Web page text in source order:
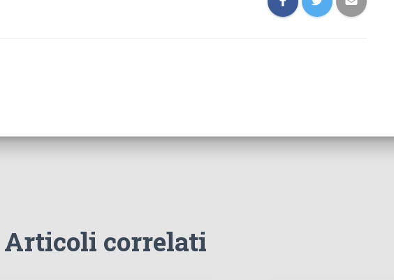
Articoli correlati